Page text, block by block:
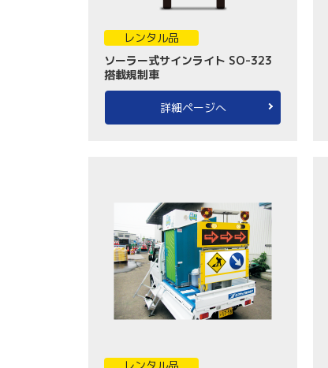
レンタル品
ソーラー式サインライト SO-323
搭載規制車
詳細ページへ